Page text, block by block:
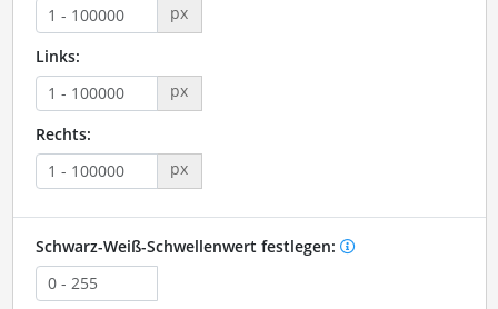
px
Links:
px
Rechts:
px
Schwarz-Weiß-Schwellenwert festlegen: